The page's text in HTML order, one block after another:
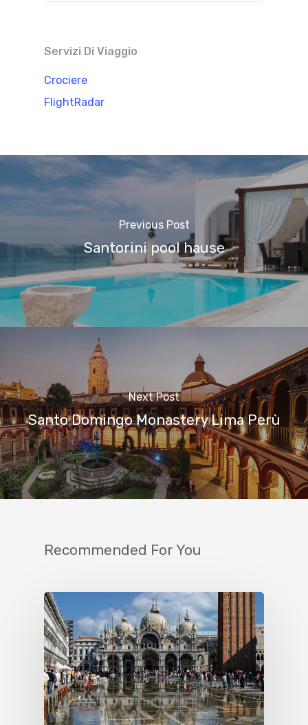
Servizi Di Viaggio
Crociere
FlightRadar
Previous Post
Santorini pool hause
Next Post
Santo Domingo Monastery Lima Perù
Recommended For You